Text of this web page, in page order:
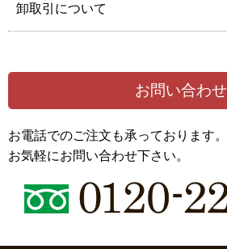
卸取引について
お問い合わせ
お電話でのご注文も承っております。
お気軽にお問い合わせ下さい。